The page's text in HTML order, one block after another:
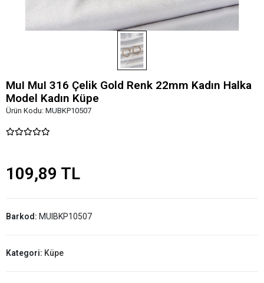
MuI MuI 316 Çelik Gold Renk 22mm Kadın Halka
Model Kadın Küpe
Ürün Kodu: MUBKP10507
109,89 TL
Barkod: MUIBKP10507
Kategori: Küpe